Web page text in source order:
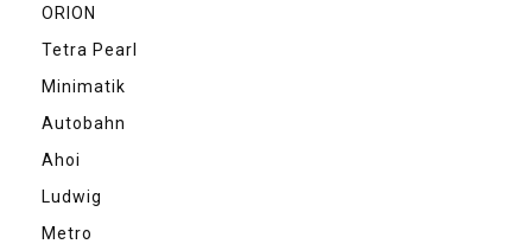
ORION
Tetra Pearl
Minimatik
Autobahn
Ahoi
Ludwig
Metro